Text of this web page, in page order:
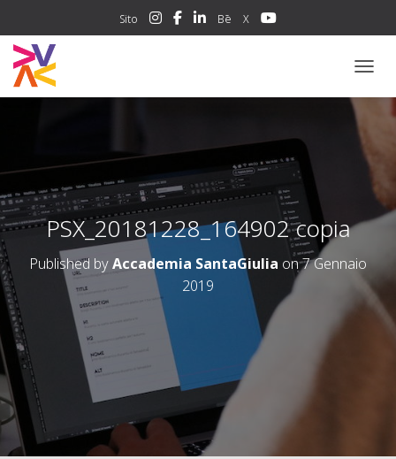
Sito Bē X
PSX_20181228_164902 copia
Published byAccademia SantaGiulia on7 Gennaio
2019